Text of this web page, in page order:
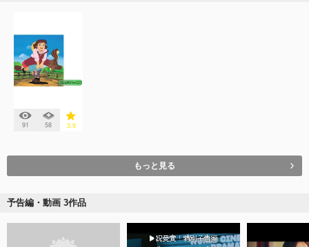
91 58 3.9
もっと見る
予告編・動画 3作品